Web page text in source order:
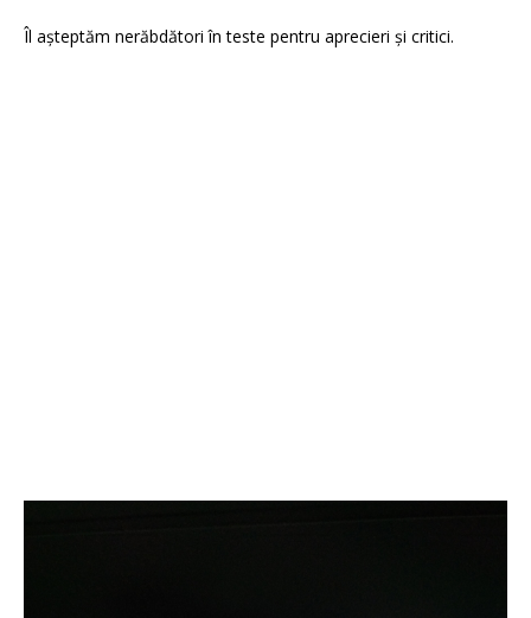
Îl așteptăm nerăbdători în teste pentru aprecieri și critici.